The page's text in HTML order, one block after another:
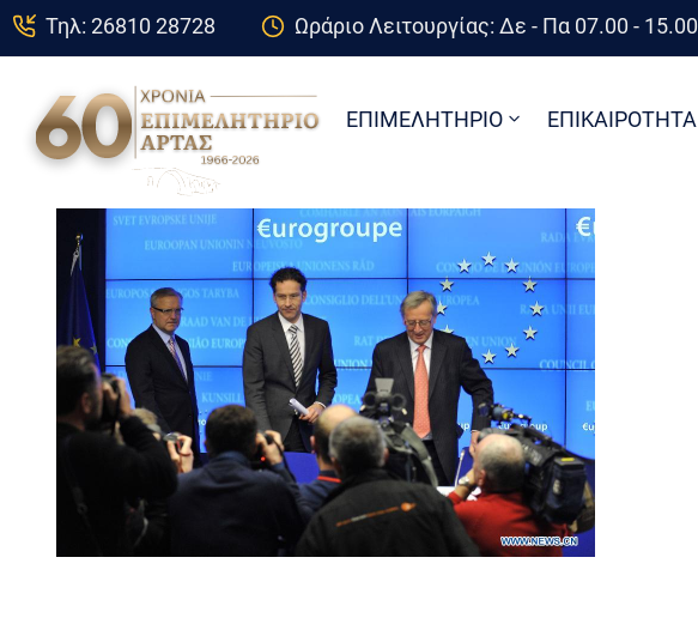
Τηλ: 26810 28728 Ωράριο Λειτουργίας: Δε - Πα 07.00 - 15.00
ΕΠΙΜΕΛΗΤΗΡΙΟ ΕΠΙΚΑΙΡΟΤΗΤΑ